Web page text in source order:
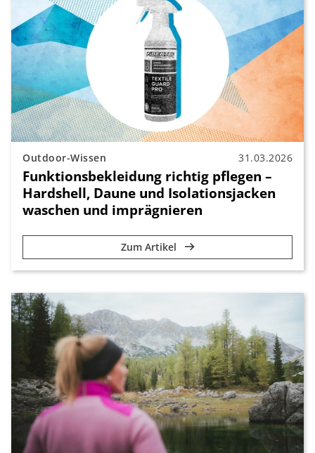
Outdoor-Wissen 31.03.2026
Funktionsbekleidung richtig pflegen –
Hardshell, Daune und Isolationsjacken
waschen und imprägnieren
Zum Artikel